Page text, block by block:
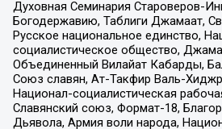
Духовная Семинария Староверов-
Богодержавию, Таблиги Джамаат,
Русское национальное единство,
социалистическое общество,
Объединенный Вилайат Кабарды,
Союз славян, Ат-Такфир Валь-
Национал-социалистическая
Славянский союз, Формат-18,
Дьявола, Армия воли народа,